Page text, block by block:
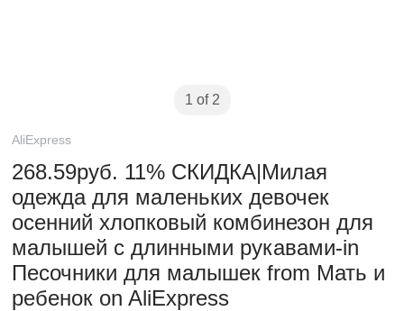
1 of 2
AliExpress
268.59руб. 11% СКИДКА|Милая
одежда для маленьких девочек
осенний хлопковый комбинезон для
малышей с длинными рукавами-in
Песочники для малышек from Мать и
ребенок on AliExpress